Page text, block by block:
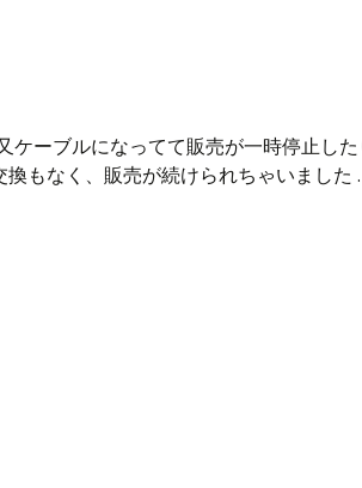
ケーブルになってて販売が一時停止し
もなく、販売が続けられちゃいました